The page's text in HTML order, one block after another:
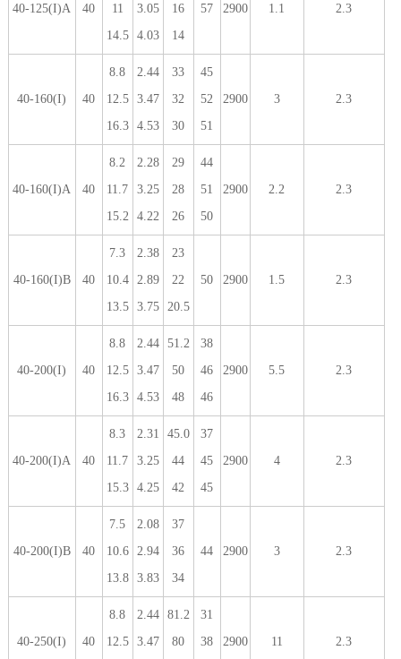
40-125(I)A 40
11
14.5
3.05
4.03
16
14
57 2900 1.1 2.3
40-160(I) 40
8.8
12.5
16.3
2.44
3.47
4.53
33
32
30
45
52
51
2900 3 2.3
40-160(I)A 40
8.2
11.7
15.2
2.28
3.25
4.22
29
28
26
44
51
50
2900 2.2 2.3
40-160(I)B 40
7.3
10.4
13.5
2.38
2.89
3.75
23
22
20.5
50 2900 1.5 2.3
40-200(I) 40
8.8
12.5
16.3
2.44
3.47
4.53
51.2
50
48
38
46
46
2900 5.5 2.3
40-200(I)A 40
8.3
11.7
15.3
2.31
3.25
4.25
45.0
44
42
37
45
45
2900 4 2.3
40-200(I)B 40
7.5
10.6
13.8
2.08
2.94
3.83
37
36
34
44 2900 3 2.3
40-250(I) 40
8.8
12.5
2.44
3.47
81.2
80
31
38
2900 11 2.3